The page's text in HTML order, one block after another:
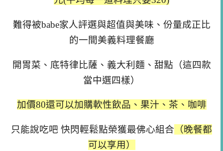
難得被babe家人評選與超值與美味、份量成正比
的一間美義料理餐廳
開胃菜、底特律比薩、義大利麵、甜點（這四款
當中選四樣）
加價80還可以加購軟性飲品、果汁、茶、咖啡
只能說吃吧 快閃輕鬆點榮獲最佛心組合 （晚餐都
可以享用）